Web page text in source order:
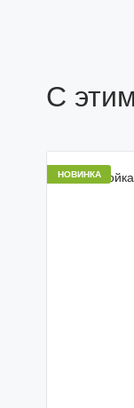
С
НОВИНКА